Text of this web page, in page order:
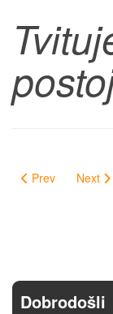
Prev Next
Dobrodošli